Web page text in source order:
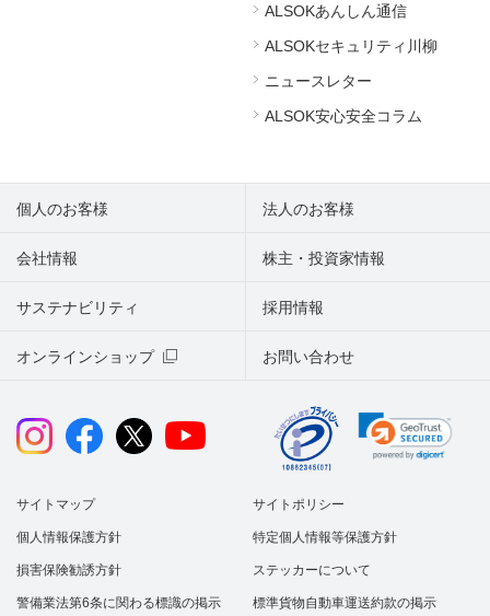
ALSOKあんしん通信
ALSOKセキュリティ川柳
ニュースレター
ALSOK安心安全コラム
個人のお客様 法人のお客様
会社情報 株主・投資家情報
サステナビリティ
オンラインショップ お問い合わせ
採用情報
サイトマップ サイトポリシー
個人情報保護方針 特定個人情報等保護方針
損害保険勧誘方針 ステッカーについて
警備業法第6条に関わる標識の掲示 標準貨物自動車運送約款の掲示